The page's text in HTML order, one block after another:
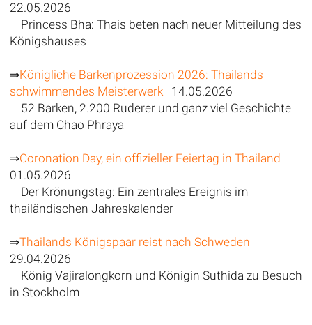
22.05.2026
Princess Bha: Thais beten nach neuer Mitteilung des
Königshauses
⇒Königliche Barkenprozession 2026: Thailands
schwimmendes Meisterwerk14.05.2026
52 Barken, 2.200 Ruderer und ganz viel Geschichte
auf dem Chao Phraya
⇒Coronation Day, ein offizieller Feiertag in Thailand
01.05.2026
Der Krönungstag: Ein zentrales Ereignis im
thailändischen Jahreskalender
⇒Thailands Königspaar reist nach Schweden
29.04.2026
König Vajiralongkorn und Königin Suthida zu Besuch
in Stockholm